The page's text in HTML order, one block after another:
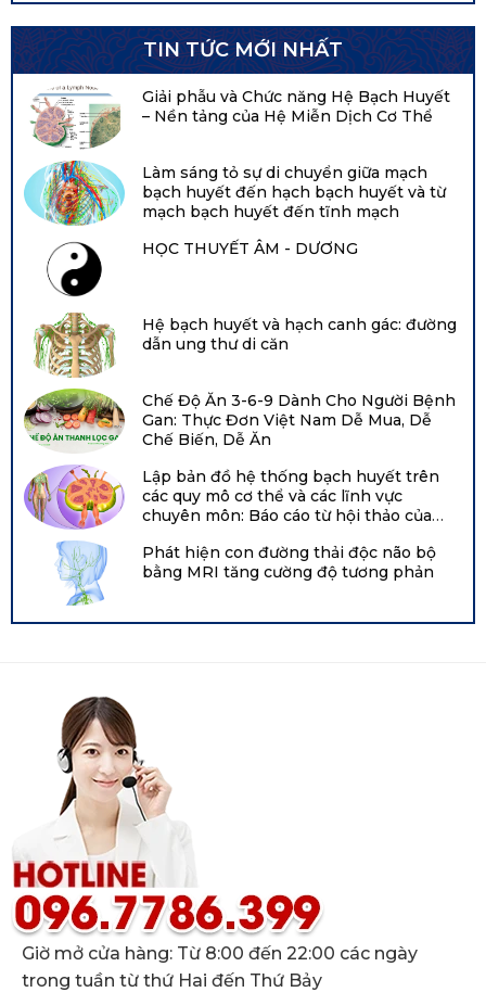
TIN TỨC MỚI NHẤT
Giải phẫu và Chức năng Hệ Bạch Huyết
– Nền tảng của Hệ Miễn Dịch Cơ Thể
Làm sáng tỏ sự di chuyển giữa mạch
bạch huyết đến hạch bạch huyết và từ
mạch bạch huyết đến tĩnh mạch
HỌC THUYẾT ÂM - DƯƠNG
Hệ bạch huyết và hạch canh gác: đường
dẫn ung thư di căn
Chế Độ Ăn 3-6-9 Dành Cho Người Bệnh
Gan: Thực Đơn Việt Nam Dễ Mua, Dễ
Chế Biến, Dễ Ăn
Lập bản đồ hệ thống bạch huyết trên
các quy mô cơ thể và các lĩnh vực
chuyên môn: Báo cáo từ hội thảo của
2021 tại Hội nghị chuyên đề về bạch
huyết Boston
Phát hiện con đường thải độc não bộ
bằng MRI tăng cường độ tương phản
Giờ mở cửa hàng: Từ 8:00 đến 22:00 các ngày
trong tuần từ thứ Hai đến Thứ Bảy